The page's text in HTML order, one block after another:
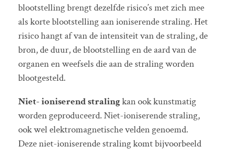
blootstelling brengt dezelfde risico’s met zich mee
als korte blootstelling aan ioniserende straling. Het
risico hangt af van de intensiteit van de straling, de
bron, de duur, de blootstelling en de aard van de
organen en weefsels die aan de straling worden
blootgesteld.
Niet- ioniserendstralingkan ook kunstmatig
worden geproduceerd. Niet-ioniserende straling,
ook wel elektromagnetische velden genoemd.
Deze niet-ioniserende straling komt bijvoorbeeld